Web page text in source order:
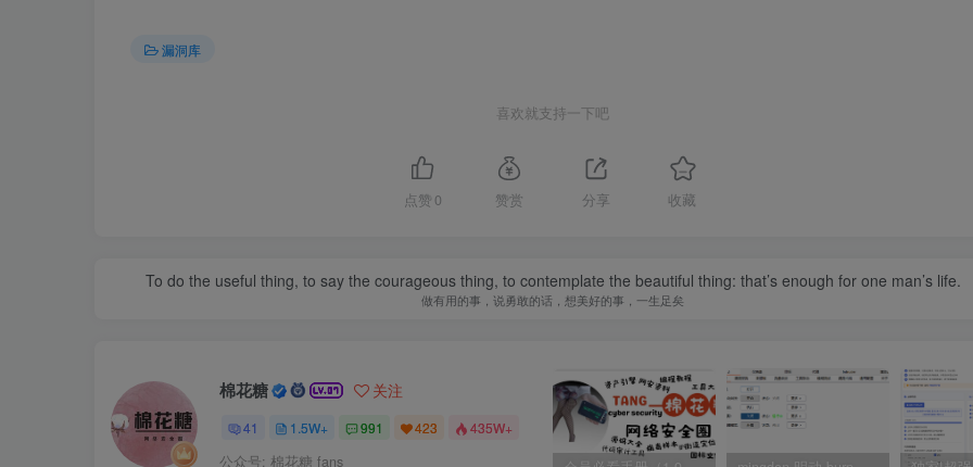
漏洞库
喜欢就支持一下吧
点赞 0 赞赏 分享 收藏
To do the useful thing, to say the courageous thing, to contemplate the beautiful thing: that’s enough for one man’s life.
做有用的事，说勇敢的话，想美好的事，一生足矣
棉花糖 关注
41 1.5W+ 991 423 435W+
公众号: 棉花糖 fans